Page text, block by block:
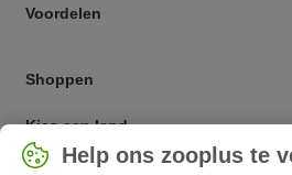
Voordelen
Shoppen
Kies een land
Nederlands / NL
Help ons zooplus te